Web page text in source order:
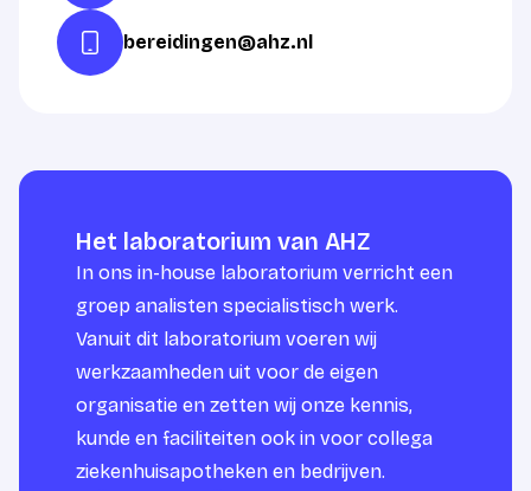
bereidingen@ahz.nl
Het laboratorium van AHZ
In ons in-house laboratorium verricht een
groep analisten specialistisch werk.
Vanuit dit laboratorium voeren wij
werkzaamheden uit voor de eigen
organisatie en zetten wij onze kennis,
kunde en faciliteiten ook in voor collega
ziekenhuisapotheken en bedrijven.